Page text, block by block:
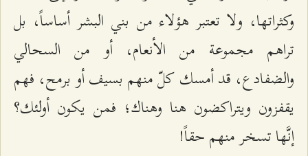
وكثراتها، ولا تعتبر هؤلاء من بني البشر أساساً، بل
تراهم مجموعة من الأنعام، أو من السحالي
والضفادع، قد أمسك كلّ منهم بسيف أو برمح، فهم
يقفزون ويتراكضون هنا وهناك؛ فمن يكون أولئك؟
إنَّها تسخر منهم حقاً!